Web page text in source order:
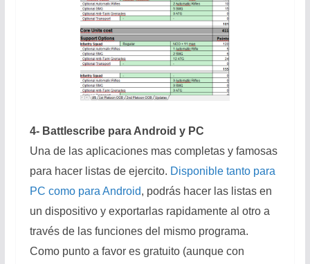
4- Battlescribe para Android y PC
Una de las aplicaciones mas completas y famosas
para hacer listas de ejercito. Disponible tanto para
PC como para Android, podrás hacer las listas en
un dispositivo y exportarlas rapidamente al otro a
través de las funciones del mismo programa.
Como punto a favor es gratuito (aunque con